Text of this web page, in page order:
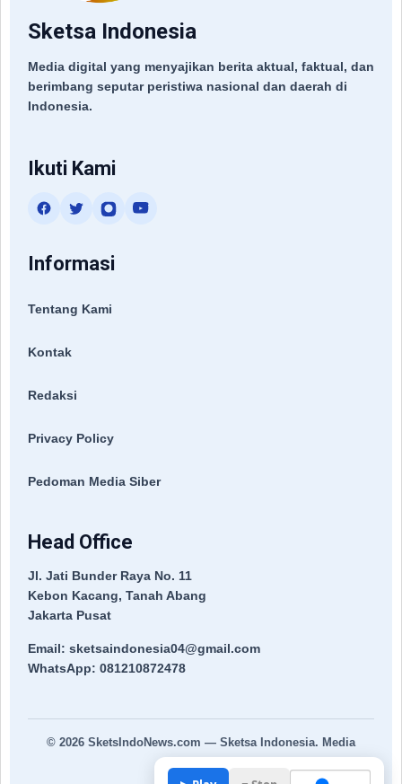
Sketsa Indonesia
Media digital yang menyajikan berita aktual, faktual, dan
berimbang seputar peristiwa nasional dan daerah di
Indonesia.
Ikuti Kami
Informasi
Tentang Kami
Kontak
Redaksi
Privacy Policy
Pedoman Media Siber
Head Office
Jl. Jati Bunder Raya No. 11
Kebon Kacang, Tanah Abang
Jakarta Pusat
Email: sketsaindonesia04@gmail.com
WhatsApp: 081210872478
© 2026 SketsIndoNews.com — Sketsa Indonesia. Media